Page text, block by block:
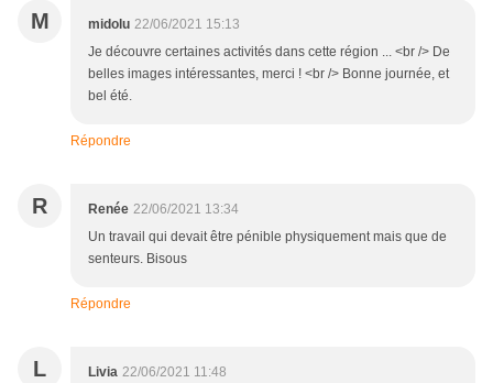
M midolu 22/06/2021 15:13
Je découvre certaines activités dans cette région ... <br /> De
belles images intéressantes, merci ! <br /> Bonne journée, et
bel été.
Répondre
R Renée 22/06/2021 13:34
Un travail qui devait être pénible physiquement mais que de
senteurs. Bisous
Répondre
L Livia 22/06/2021 11:48